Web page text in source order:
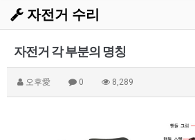
자전거 수리
자전거 각 부분의 명칭
오후愛 0 8,289